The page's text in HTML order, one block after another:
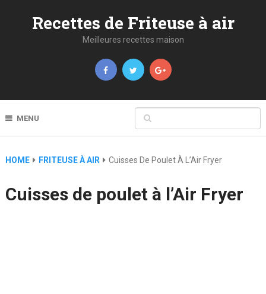
Recettes de Friteuse à air
Meilleures recettes maison
MENU
HOME FRITEUSE À AIR Cuisses De Poulet À L’Air Fryer
Cuisses de poulet à l’Air Fryer